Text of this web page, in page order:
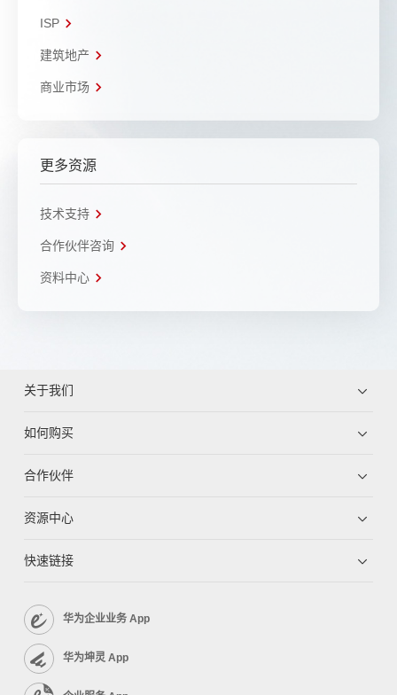
ISP
建筑地产
商业市场
更多资源
技术支持
合作伙伴咨询
资料中心
关于我们
如何购买
合作伙伴
资源中心
快速链接
华为企业业务 App
华为坤灵 App